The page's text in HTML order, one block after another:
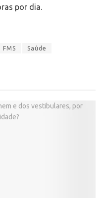
por dia.
FMS Saúde